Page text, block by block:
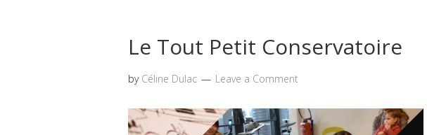
Le Tout Petit Conservatoire
by Céline Dulac Leave a Comment